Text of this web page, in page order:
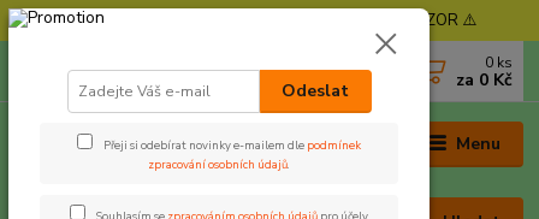
⚠️ POZOR - Objednávky expedujeme od 11. 8. - POZOR ⚠️
Menu
0 ks
za 0 Kč
Odeslat
Přeji si odebírat novinky e-mailem dle podmínek
zpracování osobních údajů.